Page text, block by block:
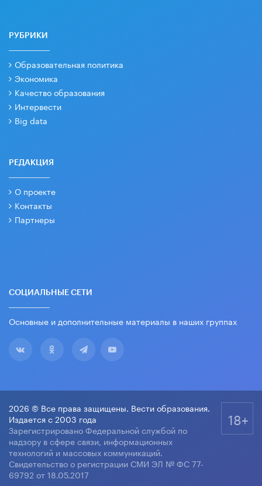
РУБРИКИ
Образовательная политика
Экономика
Качество образования
Интервести
Big data
РЕДАКЦИЯ
О проекте
Контакты
Партнеры
СОЦИАЛЬНЫЕ СЕТИ
Основные и дополнительные материалы в наших группах
2026 © Все права защищены. Вести образования.
Издается с 2003 года
Зарегистрировано Федеральной службой по
надзору в сфере связи, информационных
технологий и массовых коммуникаций.
Свидетельство о регистрации СМИ ЭЛ № ФС 77-
69792 от 18.05.2017
18+